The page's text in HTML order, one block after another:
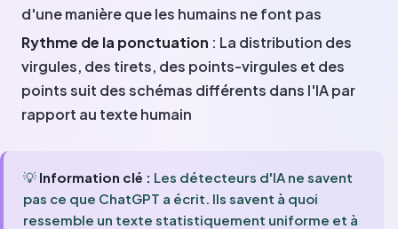
d'une manière que les humains ne font pas
Rythme de la ponctuation : La distribution des
virgules, des tirets, des points-virgules et des
points suit des schémas différents dans l'IA par
rapport au texte humain
💡 Information clé : Les détecteurs d'IA ne savent
pas ce que ChatGPT a écrit. Ils savent à quoi
ressemble un texte statistiquement uniforme et à